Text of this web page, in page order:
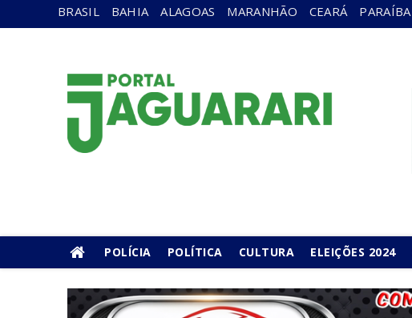
BRASIL BAHIA ALAGOAS MARANHÃO CEARÁ PARAÍBA
POLÍCIA POLÍTICA CULTURA ELEIÇÕES 2024